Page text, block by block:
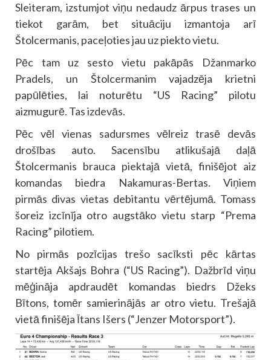
Sleiteram, izstumjot viņu nedaudz ārpus trases un
tiekot garām, bet situāciju izmantoja arī
Štolcermanis, paceļoties jau uz piekto vietu.
Pēc tam uz sesto vietu pakāpās Džanmarko
Pradels, un Štolcermanim vajadzēja krietni
papūlēties, lai noturētu “US Racing” pilotu
aizmugurē. Tas izdevās.
Pēc vēl vienas sadursmes vēlreiz trasē devās
drošības auto. Sacensību atlikušajā daļā
Štolcermanis brauca piektajā vietā, finišējot aiz
komandas biedra Nakamuras-Bertas. Viņiem
pirmās divas vietas debitantu vērtējumā. Tomass
šoreiz izcīnīja otro augstāko vietu starp “Prema
Racing” pilotiem.
No pirmās pozīcijas trešo sacīksti pēc kārtas
startēja Akšajs Bohra (“US Racing”). Dažbrīd viņu
mēģināja apdraudēt komandas biedrs Džeks
Bītons, tomēr samierinājās ar otro vietu. Trešajā
vietā finišēja Ītans Išers (“Jenzer Motorsport”).